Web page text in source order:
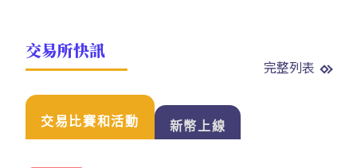
交易所快訊
完整列表
交易比賽和活動 新幣上線